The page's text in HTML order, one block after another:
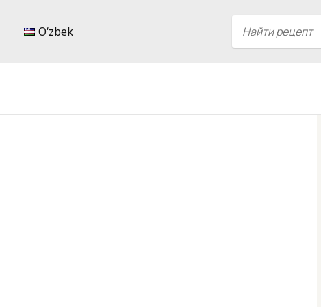
Oʻzbek